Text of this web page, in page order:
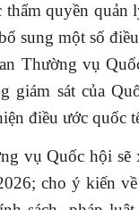
quyền quản
sung một số
Thường vụ
giám sát của
điều ước quốc
vụ Quốc hội sẽ
cho ý kiến